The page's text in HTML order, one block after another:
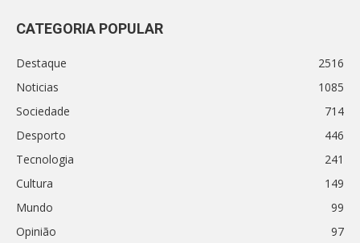
CATEGORIA POPULAR
Destaque
2516
Noticias
1085
Sociedade
714
Desporto
446
Tecnologia
241
Cultura
149
Mundo
99
Opinião
97